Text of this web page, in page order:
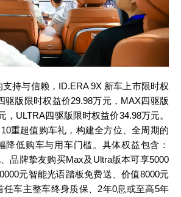
持与信赖，ID.ERA 9X 新车上市限时权
驱版限时权益价29.98万元，MAX四驱版
，ULTRA四驱版限时权益价34.98万元。
重超值购车礼，构建全方位、全周期的
降低购车与用车门槛。具体权益包含：
品牌挚友购买Max及Ultra版本可享5000
元智能光语踏板免费送、价值8000元
任车主整车终身质保、2年0息或至高5年